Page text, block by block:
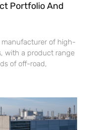
Portfolio And
manufacturer of high-
with a product range
of off-road,